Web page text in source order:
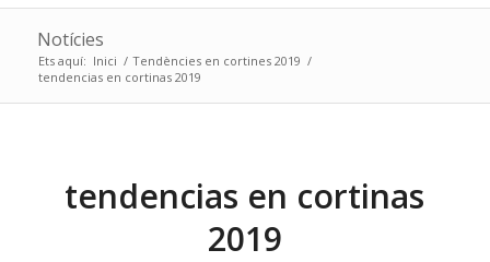
Notícies
Ets aquí: Inici / Tendències en cortines 2019 /
tendencias en cortinas 2019
tendencias en cortinas
2019